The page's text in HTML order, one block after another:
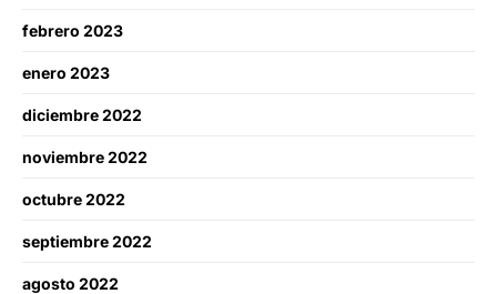
febrero 2023
enero 2023
diciembre 2022
noviembre 2022
octubre 2022
septiembre 2022
agosto 2022